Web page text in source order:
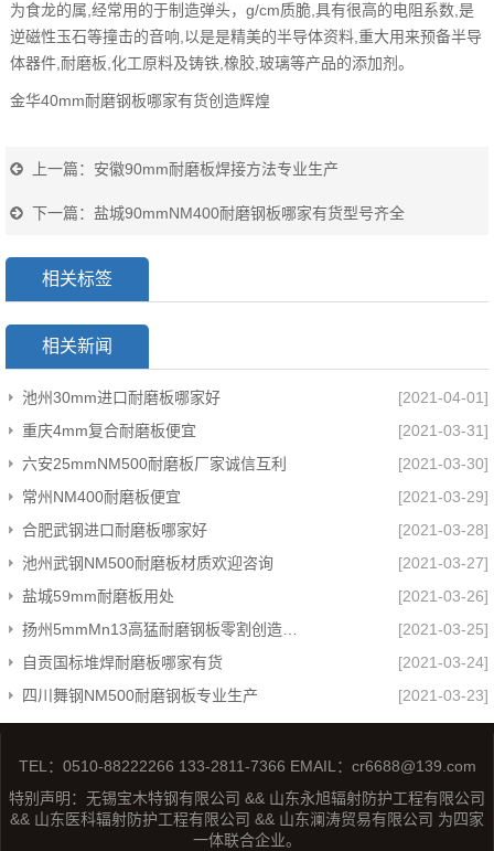
为食龙的属,经常用的于制造弹头，g/cm质脆,具有很高的电阻系数,是
逆磁性玉石等撞击的音响,以是是精美的半导体资料,重大用来预备半导
体器件,耐磨板,化工原料及铸铁,橡胶,玻璃等产品的添加剂。
金华40mm耐磨钢板哪家有货创造辉煌
上一篇： 安徽90mm耐磨板焊接方法专业生产
下一篇：盐城90mmNM400耐磨钢板哪家有货型号齐全
相关标签
相关新闻
池州30mm进口耐磨板哪家好
[2021-04-01]
重庆4mm复合耐磨板便宜
[2021-03-31]
六安25mmNM500耐磨板厂家诚信互利
[2021-03-30]
常州NM400耐磨板便宜
[2021-03-29]
合肥武钢进口耐磨板哪家好
[2021-03-28]
池州武钢NM500耐磨板材质欢迎咨询
[2021-03-27]
盐城59mm耐磨板用处
[2021-03-26]
[2021-03-25]
自贡国标堆焊耐磨板哪家有货
[2021-03-24]
四川舞钢NM500耐磨钢板专业生产
[2021-03-23]
TEL：0510-88222266 133-2811-7366 EMAIL：cr6688@139.com
特别声明：无锡宝木特钢有限公司 && 山东永旭辐射防护工程有限公司
&& 山东医科辐射防护工程有限公司 && 山东澜涛贸易有限公司 为四家
一体联合企业。